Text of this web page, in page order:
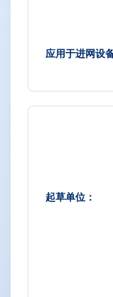
应用于进网设
起草单位：